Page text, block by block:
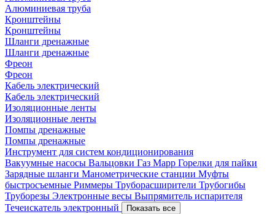
Алюминиевая труба
Кронштейны
Кронштейны
Шланги дренажные
Шланги дренажные
Фреон
Фреон
Кабель электрический
Кабель электрический
Изоляционные ленты
Изоляционные ленты
Помпы дренажные
Помпы дренажные
Инструмент для систем кондиционирования
Вакуумные насосы Вальцовки Газ Mapp Горелки для пайки
Зарядные шланги Манометрические станции Муфты
быстросъемные Риммеры Труборасширители Трубогибы
Труборезы Электронные весы Выпрямитель испарителя
Течеискатель электронный
Показать все